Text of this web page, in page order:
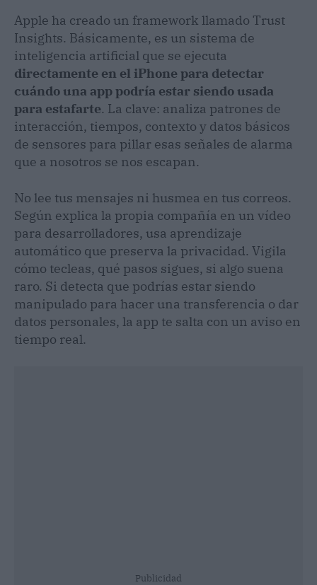
Apple ha creado un framework llamado Trust
Insights. Básicamente, es un sistema de
inteligencia artificial que se ejecuta
directamente en el iPhone para detectar
cuándo una app podría estar siendo usada
para estafarte. La clave: analiza patrones de
interacción, tiempos, contexto y datos básicos
de sensores para pillar esas señales de alarma
que a nosotros se nos escapan.
No lee tus mensajes ni husmea en tus correos.
Según explica la propia compañía en un vídeo
para desarrolladores, usa aprendizaje
automático que preserva la privacidad. Vigila
cómo tecleas, qué pasos sigues, si algo suena
raro. Si detecta que podrías estar siendo
manipulado para hacer una transferencia o dar
datos personales, la app te salta con un aviso en
tiempo real.
Publicidad